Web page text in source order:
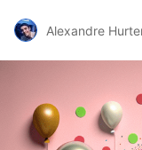
Alexandre